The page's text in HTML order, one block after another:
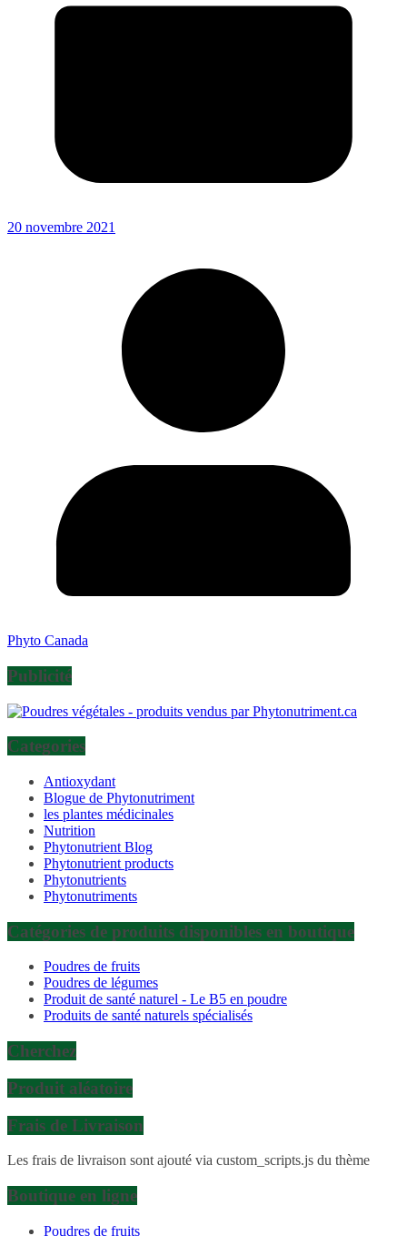
20 novembre 2021
Phyto Canada
Publicité
Categories
Antioxydant
Blogue de Phytonutriment
les plantes médicinales
Nutrition
Phytonutrient Blog
Phytonutrient products
Phytonutrients
Phytonutriments
Catégories de produits disponibles en boutique
Poudres de fruits
Poudres de légumes
Produit de santé naturel - Le B5 en poudre
Produits de santé naturels spécialisés
Cherchez
Produit aléatoire
Frais de Livraison
Les frais de livraison sont ajouté via custom_scripts.js du thème
Boutique en ligne
Poudres de fruits